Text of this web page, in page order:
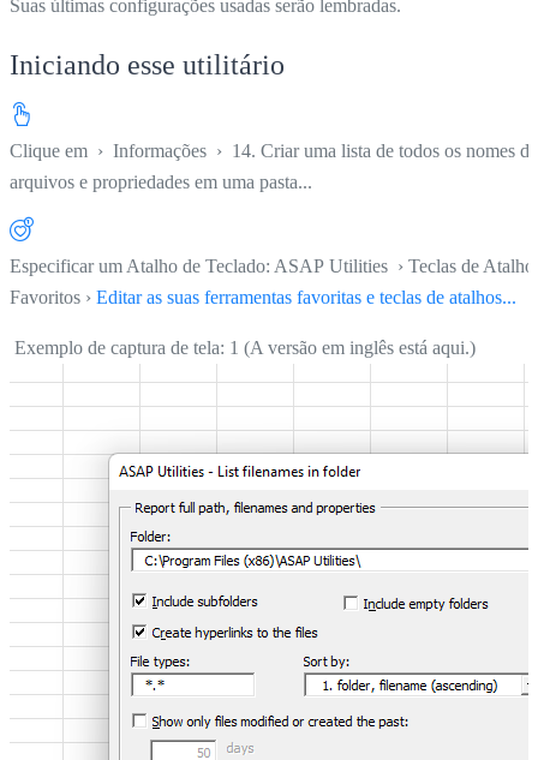
Suas últimas configurações usadas serão lembradas.
Iniciando esse utilitário
Clique em › Informações › 14. Criar uma lista de todos os nomes de
arquivos e propriedades em uma pasta...
Especificar um Atalho de Teclado: ASAP Utilities › Teclas de Atalho
Favoritos › Editar as suas ferramentas favoritas e teclas de atalhos...
Exemplo de captura de tela: 1 (A versão em inglês está aqui.)